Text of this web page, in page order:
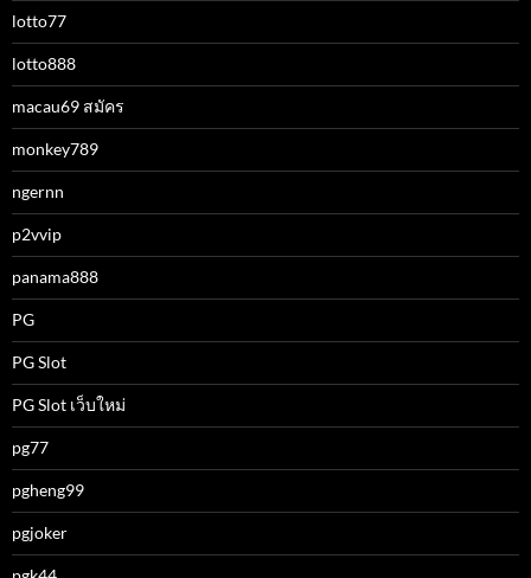
lotto77
lotto888
macau69 สมัคร
monkey789
ngernn
p2vvip
panama888
PG
PG Slot
PG Slot เว็บใหม่
pg77
pgheng99
pgjoker